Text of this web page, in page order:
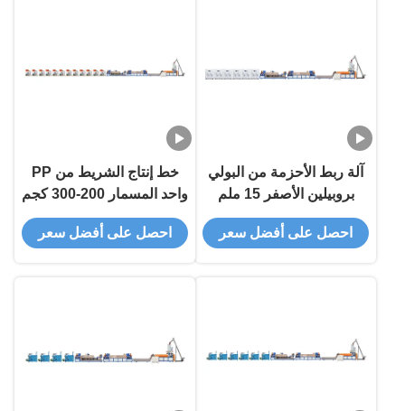
آلة ربط الأحزمة من البولي
بروبيلين الأصفر 15 ملم
احصل على أفضل سعر
خط إنتاج الشريط من PP
واحد المسمار 200-300 كجم
/ ساعة تلقائي بالكامل
احصل على أفضل سعر